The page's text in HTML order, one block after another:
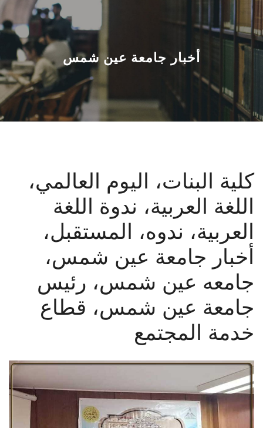
عن الجامعة
القطاعـات
الشئون الأكاديمية
البحث العلمي
المراكز والوحدات
الأنظمة الذكية
تواصل معنا
الدراسات العليا
الخريجين
أخبار جامعة عين شمس
كلية البنات، اليوم العالمي،
اللغة العربية، ندوة اللغة
العربية، ندوه، المستقبل،
أخبار جامعة عين شمس،
جامعه عين شمس، رئيس
جامعة عين شمس، قطاع
خدمة المجتمع